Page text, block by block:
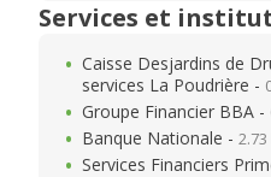
Services et
Caisse Desjardins de
services La Poudrière -
Groupe Financier BBA -
Banque Nationale -
Services Financiers